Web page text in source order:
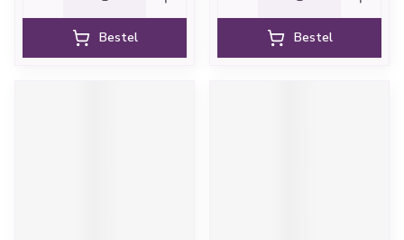
Bestel Bestel